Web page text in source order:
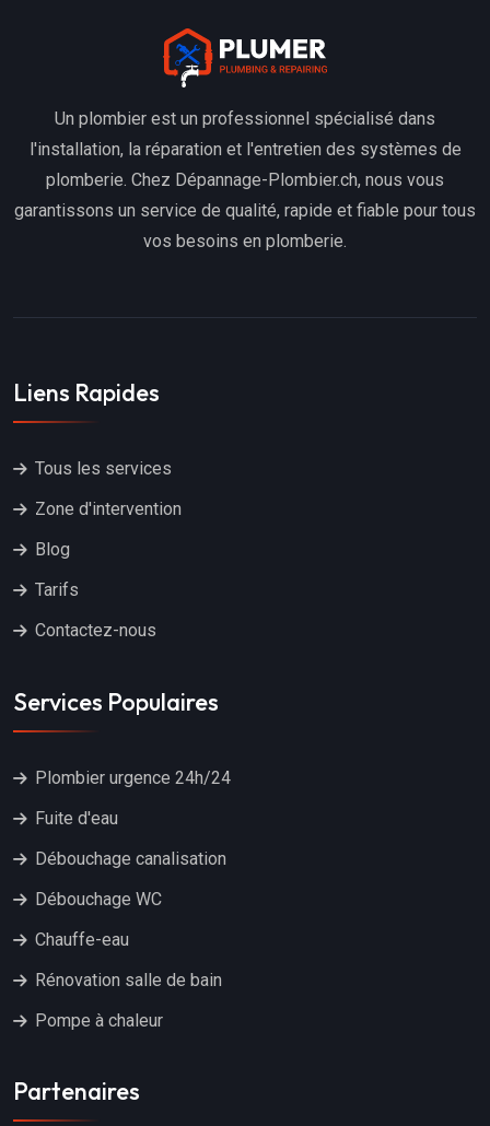
Un plombier est un professionnel spécialisé dans
l'installation, la réparation et l'entretien des systèmes de
plomberie. Chez Dépannage-Plombier.ch, nous vous
garantissons un service de qualité, rapide et fiable pour tous
vos besoins en plomberie.
Liens Rapides
Tous les services
Zone d'intervention
Blog
Tarifs
Contactez-nous
Services Populaires
Plombier urgence 24h/24
Fuite d'eau
Débouchage canalisation
Débouchage WC
Chauffe-eau
Rénovation salle de bain
Pompe à chaleur
Partenaires